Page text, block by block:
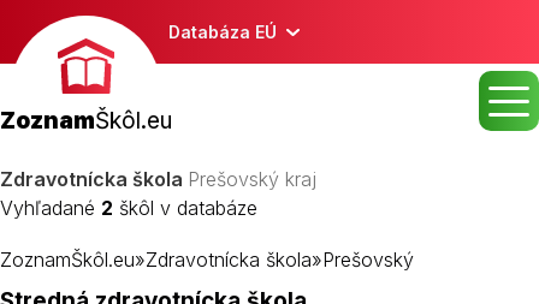
Databáza EÚ
ZoznamŠkôl.eu
Zdravotnícka škola Prešovský kraj
Vyhľadané 2 škôl v databáze
ZoznamŠkôl.eu»Zdravotnícka škola»Prešovský